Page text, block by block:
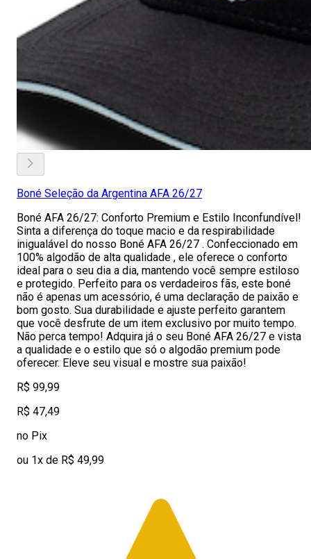
Boné Seleção da Argentina AFA 26/27
Boné AFA 26/27: Conforto Premium e Estilo Inconfundível!
Sinta a diferença do toque macio e da respirabilidade
inigualável do nosso Boné AFA 26/27 . Confeccionado em
100% algodão de alta qualidade , ele oferece o conforto
ideal para o seu dia a dia, mantendo você sempre estiloso
e protegido. Perfeito para os verdadeiros fãs, este boné
não é apenas um acessório, é uma declaração de paixão e
bom gosto. Sua durabilidade e ajuste perfeito garantem
que você desfrute de um item exclusivo por muito tempo.
Não perca tempo! Adquira já o seu Boné AFA 26/27 e vista
a qualidade e o estilo que só o algodão premium pode
oferecer. Eleve seu visual e mostre sua paixão!
R$ 99,99
R$ 47,49
no Pix
ou 1x de R$ 49,99